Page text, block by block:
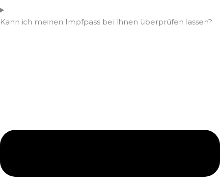
Kann ich meinen Impfpass bei Ihnen überprüfen lassen?